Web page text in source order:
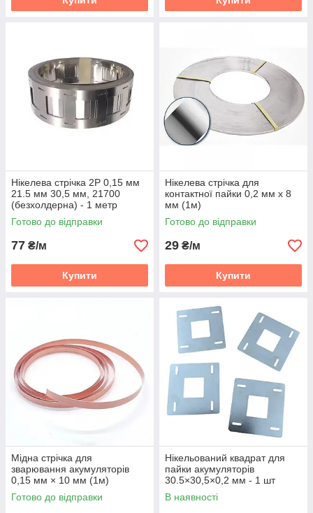
Нікелева стрічка 2P 0,15 мм
21.5 мм 30,5 мм, 21700
(безхолдерна) - 1 метр
Готово до відправки
77 ₴/м
Купити
Нікелева стрічка для
контактної пайки 0,2 мм х 8
мм (1м)
Готово до відправки
29 ₴/м
Купити
Мідна стрічка для
зварювання акумуляторів
0,15 мм × 10 мм (1м)
Готово до відправки
Нікельований квадрат для
пайки акумуляторів
30.5×30,5×0,2 мм - 1 шт
В наявності